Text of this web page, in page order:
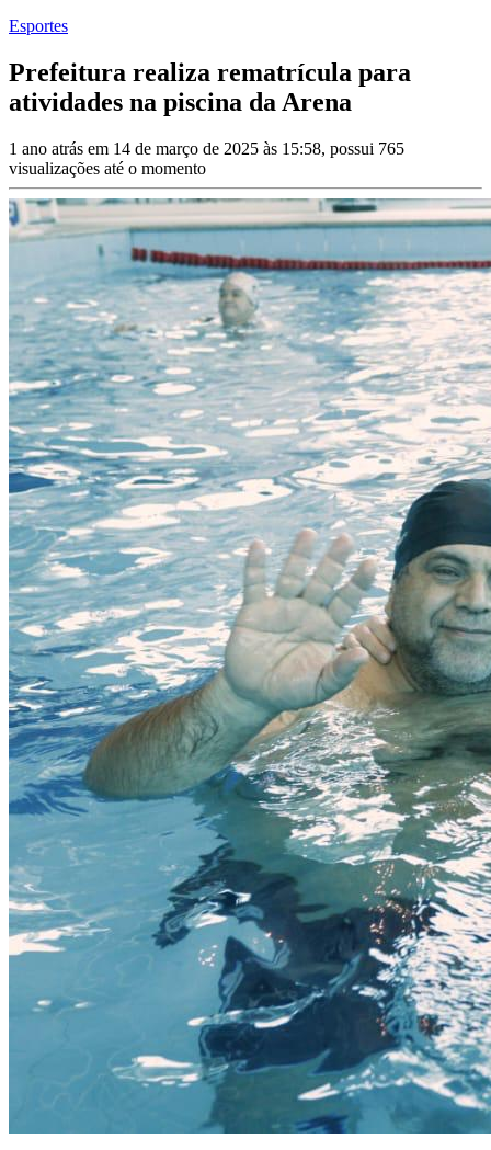
Esportes
Prefeitura realiza rematrícula para
atividades na piscina da Arena
1 ano atrás em 14 de março de 2025 às 15:58, possui 765
visualizações até o momento